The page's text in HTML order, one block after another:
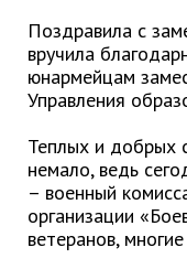
август
июль
июнь
май
апрель
Поздравила с
вручила
юнармейцам
Управления
Теплых и добрых
немало, ведь
– военный
организации
ветеранов,